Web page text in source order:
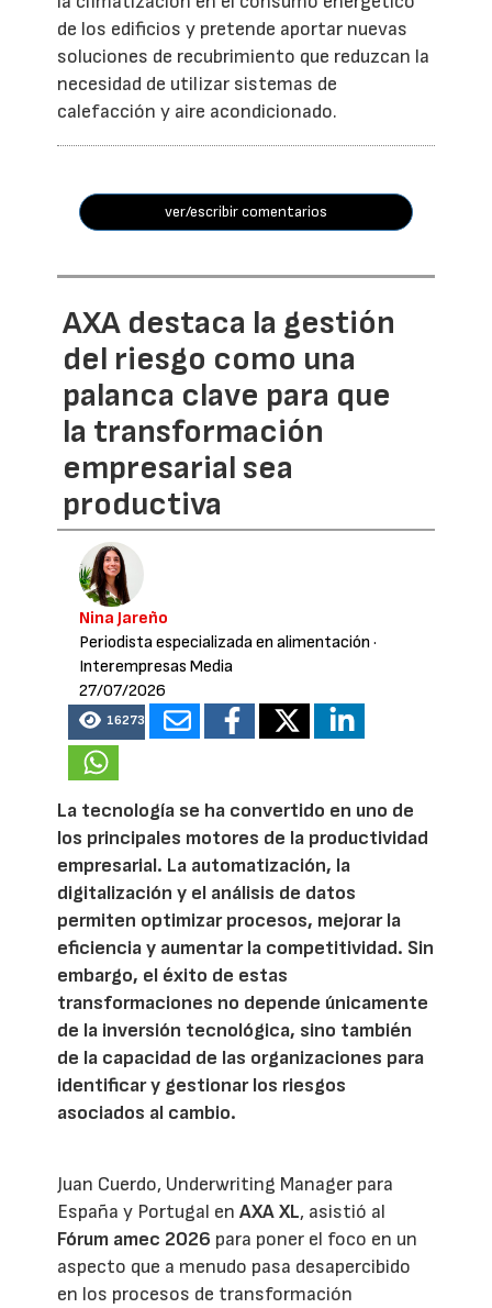
de los edificios y pretende aportar nuevas
soluciones de recubrimiento que reduzcan la
necesidad de utilizar sistemas de
calefacción y aire acondicionado.
ver/escribir comentarios
AXA destaca la gestión
del riesgo como una
palanca clave para que
la transformación
empresarial sea
productiva
Nina Jareño
Periodista especializada en alimentación ·
Interempresas Media
27/07/2026
16273
La tecnología se ha convertido en uno de
los principales motores de la productividad
empresarial. La automatización, la
digitalización y el análisis de datos
permiten optimizar procesos, mejorar la
eficiencia y aumentar la competitividad. Sin
embargo, el éxito de estas
transformaciones no depende únicamente
de la inversión tecnológica, sino también
de la capacidad de las organizaciones para
identificar y gestionar los riesgos
asociados al cambio.
Juan Cuerdo, Underwriting Manager para
España y Portugal enAXA XL, asistió al
Fórum amec 2026 para poner el foco en un
aspecto que a menudo pasa desapercibido
en los procesos de transformación